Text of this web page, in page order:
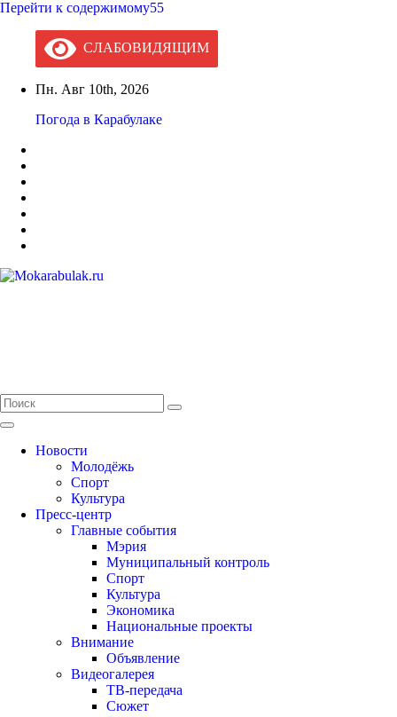
Перейти к содержимому55
СЛАБОВИДЯЩИМ
Пн. Авг 10th, 2026
Погода в Карабулаке
Новости
Молодёжь
Спорт
Культура
Пресс-центр
Главные события
Мэрия
Муниципальный контроль
Спорт
Культура
Экономика
Национальные проекты
Внимание
Объявление
Видеогалерея
ТВ-передача
Сюжет